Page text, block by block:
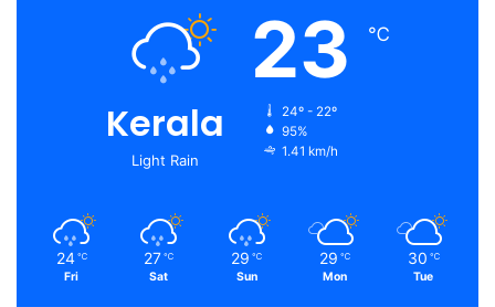
Kerala
Light Rain
23 ℃
24º - 22º
95%
1.41 km/h
24 ℃
Fri
27 ℃
Sat
29 ℃
Sun
29 ℃
Mon
30 ℃
Tue